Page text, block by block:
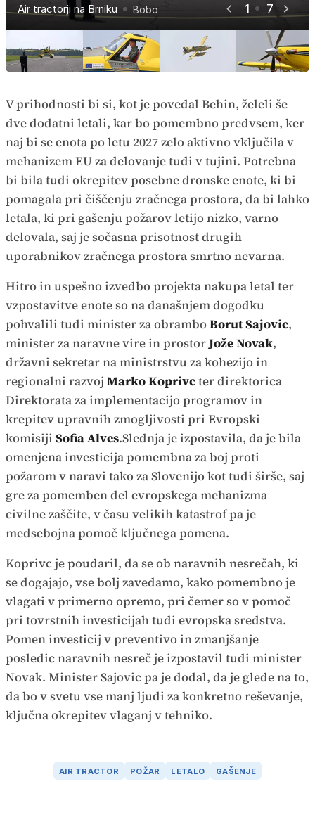
1 7
Air tractorji na Brniku Bobo
Air tractorji na Brniku Bobo
Air tractorji na Brniku Bobo
Air tractorji na Brniku Bobo
Air tractorji na Brniku Bobo
Air tractorji na Brniku Bobo
Air tractorji na Brniku Bobo
V prihodnosti bi si, kot je povedal Behin, želeli še
dve dodatni letali, kar bo pomembno predvsem, ker
naj bi se enota po letu 2027 zelo aktivno vključila v
mehanizem EU za delovanje tudi v tujini. Potrebna
bi bila tudi okrepitev posebne dronske enote, ki bi
pomagala pri čiščenju zračnega prostora, da bi lahko
letala, ki pri gašenju požarov letijo nizko, varno
delovala, saj je sočasna prisotnost drugih
uporabnikov zračnega prostora smrtno nevarna.
Hitro in uspešno izvedbo projekta nakupa letal ter
vzpostavitve enote so na današnjem dogodku
pohvalili tudi minister za obramboBorut Sajovic,
minister za naravne vire in prostorJože Novak,
državni sekretar na ministrstvu za kohezijo in
regionalni razvoj Marko Koprivcter direktorica
Direktorata za implementacijo programov in
krepitev upravnih zmogljivosti pri Evropski
komisiji Sofia Alves.Slednja je izpostavila, da je bila
omenjena investicija pomembna za boj proti
požarom v naravi tako za Slovenijo kot tudi širše, saj
gre za pomemben del evropskega mehanizma
civilne zaščite, v času velikih katastrof pa je
medsebojna pomoč ključnega pomena.
Koprivc je poudaril, da se ob naravnih nesrečah, ki
se dogajajo, vse bolj zavedamo, kako pomembno je
vlagati v primerno opremo, pri čemer so v pomoč
pri tovrstnih investicijah tudi evropska sredstva.
Pomen investicij v preventivo in zmanjšanje
posledic naravnih nesreč je izpostavil tudi minister
Novak. Minister Sajovic pa je dodal, da je glede na to,
da bo v svetu vse manj ljudi za konkretno reševanje,
ključna okrepitev vlaganj v tehniko.
AIR TRACTOR POŽAR LETALO GAŠENJE